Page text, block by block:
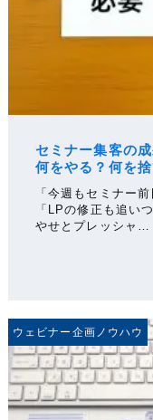
セミナー集客の
何をやる？何を捨
「今週もセミナー
「LPの修正も追い
やせとプレッシャ…
ウェビナー企画ノウハウ